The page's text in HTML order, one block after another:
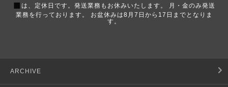
■ は、定休日です。発送業務もお休みいたします。 月・金のみ発送
業務を行っております。 お盆休みは8月7日から17日までとなりま
す。
ARCHIVE